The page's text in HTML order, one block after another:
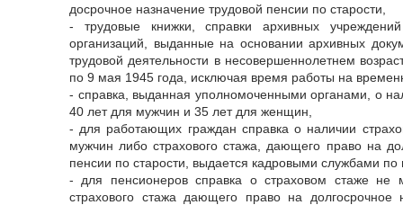
досрочное назначение трудовой пенсии по старости,
- трудовые книжки, справки архивных
организаций, выданные на основании архивных
трудовой деятельности в несовершеннолетнем
по 9 мая 1945 года, исключая время работы на
- справка, выданная уполномоченными органами, о
40 лет для мужчин и 35 лет для женщин,
- для работающих граждан справка о наличии
мужчин либо страхового стажа, дающего право на
пенсии по старости, выдается кадровыми службами по
- для пенсионеров справка о страховом стаже
страхового стажа дающего право на долгосрочное